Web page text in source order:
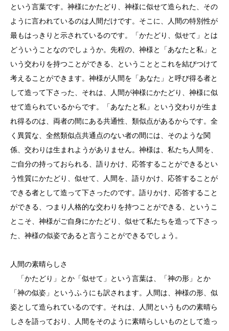
という言葉です。神様にかたどり、神様に似せて造られた、その
ように言われているのは人間だけです。そこに、人間の特別性が
最もはっきりと示されているのです。「かたどり、似せて」とは
どういうことなのでしょうか。先程の、神様と「あなたと私」と
いう交わりを持つことができる、ということとこれを結びつけて
考えることができます。神様が人間を「あなた」と呼び得る者と
して造って下さった、それは、人間が神様にかたどり、神様に似
せて造られているからです。「あなたと私」という交わりが生ま
れ得るのは、両者の間にある共通性、類似点があるからです。全
く異質な、全然類似点共通点のない者の間には、そのような関
係、交わりは生まれようがありません。神様は、私たち人間を、
ご自分の持っておられる、語りかけ、応答することができるとい
う性質にかたどり、似せて、人間を、語りかけ、応答することが
できる者として造って下さったのです。語りかけ、応答すること
ができる、つまり人格的な交わりを持つことができる、というこ
とこそ、神様がご自身にかたどり、似せて私たちを造って下さっ
た、神様の似姿であると言うことができるでしょう。
人間の素晴らしさ
「かたどり」とか「似せて」という言葉は、「神の形」とか
「神の似姿」というふうにも訳されます。人間は、神様の形、似
姿として造られているのです。それは、人間というものの素晴ら
しさを語っており、人間をそのように素晴らしいものとして造っ